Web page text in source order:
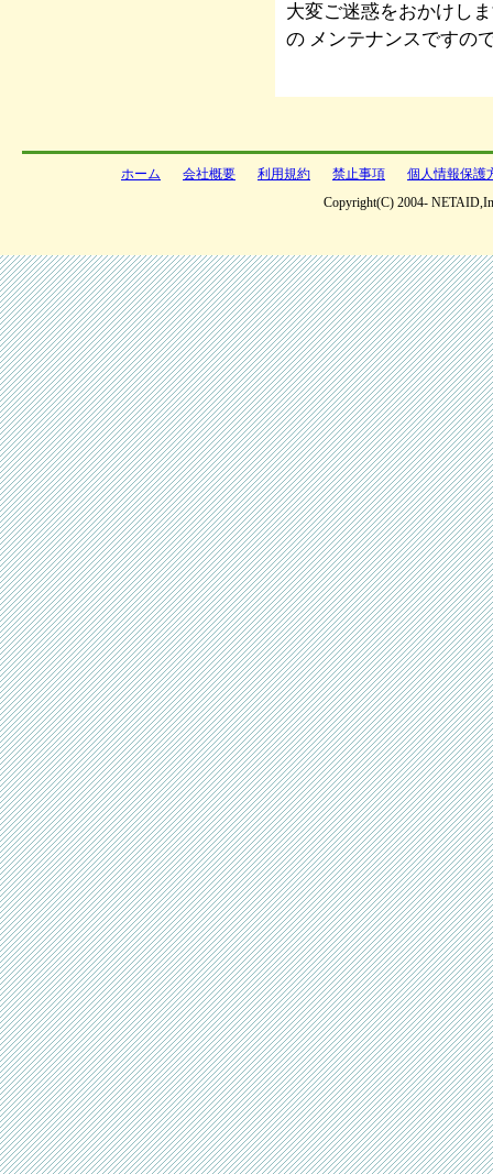
大変ご迷惑をおかけし
の メンテナンスですの
ホーム 会社概要 利用規約 禁止事項
個人情報保護
Copyright(C) 2004-